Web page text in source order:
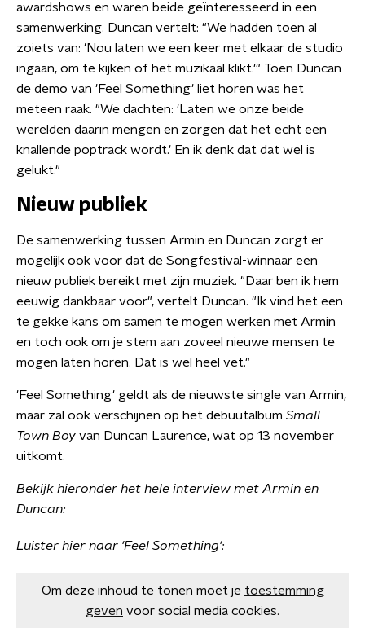
awardshows en waren beide geïnteresseerd in een
samenwerking. Duncan vertelt: "We hadden toen al
zoiets van: 'Nou laten we een keer met elkaar de studio
ingaan, om te kijken of het muzikaal klikt.'" Toen Duncan
de demo van 'Feel Something' liet horen was het
meteen raak. "We dachten: 'Laten we onze beide
werelden daarin mengen en zorgen dat het echt een
knallende poptrack wordt.' En ik denk dat dat wel is
gelukt."
Nieuw publiek
De samenwerking tussen Armin en Duncan zorgt er
mogelijk ook voor dat de Songfestival-winnaar een
nieuw publiek bereikt met zijn muziek. "Daar ben ik hem
eeuwig dankbaar voor", vertelt Duncan. "Ik vind het een
te gekke kans om samen te mogen werken met Armin
en toch ook om je stem aan zoveel nieuwe mensen te
mogen laten horen. Dat is wel heel vet."
'Feel Something' geldt als de nieuwste single van Armin,
maar zal ook verschijnen op het debuutalbum Small
Town Boy van Duncan Laurence, wat op 13 november
uitkomt.
Bekijk hieronder het hele interview met Armin en
Duncan:
Luister hier naar 'Feel Something':
Om deze inhoud te tonen moet je toestemming
geven voor social media cookies.